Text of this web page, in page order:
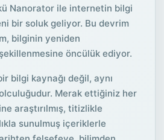
Nanorator ile internetin bilgi
bir soluk geliyor. Bu devrim
bilginin yeniden
öncülük ediyor.
bilgi kaynağı değil, aynı
Merak ettiğiniz her
araştırılmış, titizlikle
sunulmuş içeriklerle